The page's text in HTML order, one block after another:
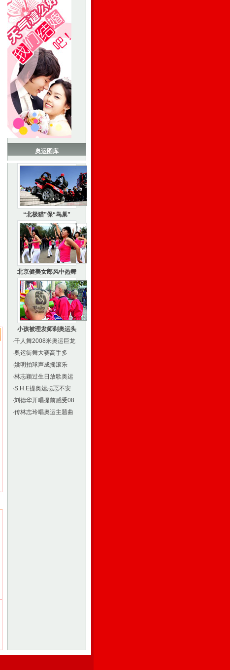
奥运图库
“北极猫”保“鸟巢”
北京健美女郎风中热舞
小孩被理发师剃奥运头
·千人舞2008米奥运巨龙
·奥运街舞大赛高手多
·姚明拍球声成摇滚乐
·林志颖过生日放歌奥运
·S.H.E提奥运忐忑不安
·刘德华开唱提前感受08
·传林志玲唱奥运主题曲